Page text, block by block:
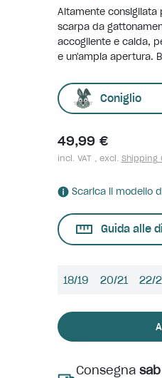
Altamente consigliata
scarpa da
accogliente e calda,
e un'ampia apertura.
Coniglio
49,99 €
incl. VAT , excl. Shipping
Scarica il modello
Guida alle
18/19 20/21 22/
Consegna